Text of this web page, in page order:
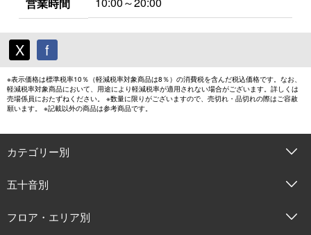
営業時間
X f
※表示価格は標準税率10％（軽減税率対象商品は8％）の消費税を含んだ税込価格です。なお、
軽減税率対象商品において、用途により軽減税率が適用されない場合がございます。詳しくは
売場係員におたずねください。 ※数量に限りがございますので、売切れ・品切れの際はご容赦
願います。 ※記載以外の商品は参考商品です。
カテゴリー別
五十音別
フロア・エリア別